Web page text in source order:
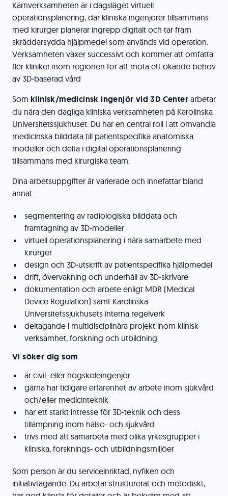
Kärnverksamheten är i dagsläget virtuell
operationsplanering, där kliniska ingenjörer tillsammans
med kirurger planerar ingrepp digitalt och tar fram
skräddarsydda hjälpmedel som används vid operation.
Verksamheten växer successivt och kommer att omfatta
fler kliniker inom regionen för att möta ett ökande behov
av 3D‑baserad vård
Som klinisk/medicinsk ingenjör vid 3D Center arbetar
du nära den dagliga kliniska verksamheten på Karolinska
Universitetssjukhuset. Du har en central roll i att omvandla
medicinska bilddata till patientspecifika anatomiska
modeller och delta i digital operationsplanering
tillsammans med kirurgiska team.
Dina arbetsuppgifter är varierade och innefattar bland
annat:
segmentering av radiologiska bilddata och
framtagning av 3D‑modeller
virtuell operationsplanering i nära samarbete med
kirurger
design och 3D‑utskrift av patientspecifika hjälpmedel
drift, övervakning och underhåll av 3D‑skrivare
dokumentation och arbete enligt MDR (Medical
Device Regulation) samt Karolinska
Universitetssjukhusets interna regelverk
deltagande i multidisciplinära projekt inom klinisk
verksamhet, forskning och utbildning
Vi söker dig som
är civil- eller högskoleingenjör
gärna har tidigare erfarenhet av arbete inom sjukvård
och/eller medicinteknik
har ett starkt intresse för 3D‑teknik och dess
tillämpning inom hälso- och sjukvård
trivs med att samarbeta med olika yrkesgrupper i
kliniska, forsknings- och utbildningsmiljöer
Som person är du serviceinriktad, nyfiken och
initiativtagande. Du arbetar strukturerat och metodiskt,